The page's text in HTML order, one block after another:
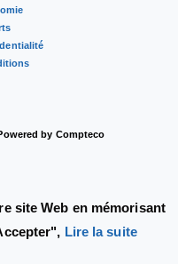
by Compteco
site Web en mémorisant
Lire la suite